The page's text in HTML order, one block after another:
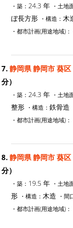
・築： 24.3 年 ・土地
ぼ長方形 ・構造： 木
・都市計画(用途地域)：
7. 静岡県 静岡市 葵区
分）
・築： 24.3 年 ・土地
整形 ・構造： 鉄骨造
・都市計画(用途地域)：
8. 静岡県 静岡市 葵区
分）
・築： 19.5 年 ・土地
形 ・構造： 木造 ・間
・都市計画(用途地域)：